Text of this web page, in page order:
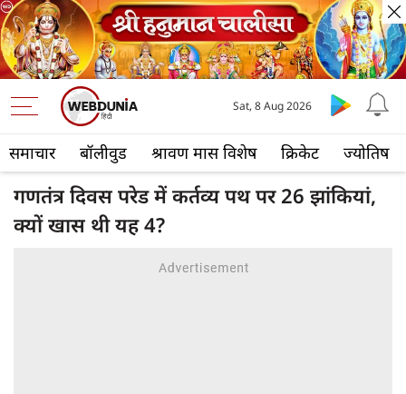
समाचार बॉलीवुड श्रावण मास विशेष क्रिकेट ज्योतिष
Sat, 8 Aug 2026
गणतंत्र दिवस परेड में कर्तव्य पथ पर 26 झांकियां,
क्यों खास थी यह 4?